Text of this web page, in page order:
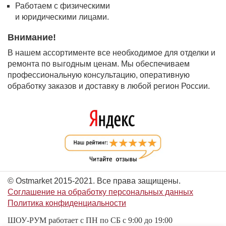
Работаем с физическими
и юридическими лицами.
Внимание!
В нашем ассортименте все необходимое для отделки и
ремонта по выгодным ценам. Мы обеспечиваем
профессиональную консультацию, оперативную
обработку заказов и доставку в любой регион России.
© Ostmarket 2015-2021. Все права защищены.
Соглашение на обработку персональных данных
Политика конфиденциальности
ШОУ-РУМ работает с ПН по СБ с 9:00 до 19:00